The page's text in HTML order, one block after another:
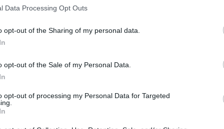
Data Processing Opt Outs
opt-out of the Sharing of my personal data.
opt-out of the Sale of my Personal Data.
opt-out of processing my Personal Data for Targeted
liko
Plinta audros vaizdai iš visos Lietuvos:
netoli Druskininkų vėjas vertė ištisus
darbo savaitę: karščiai atsitrauks